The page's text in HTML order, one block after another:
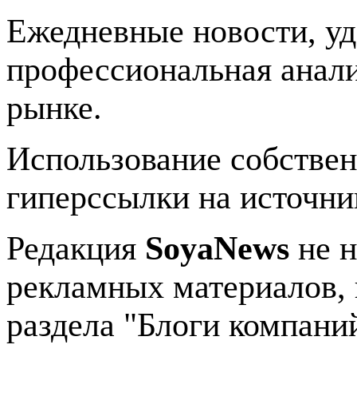
Ежедневные новости,
профессиональная
рынке.
Использование
гиперссылки на
Редакция SoyaNews не
рекламных
раздела "Блоги